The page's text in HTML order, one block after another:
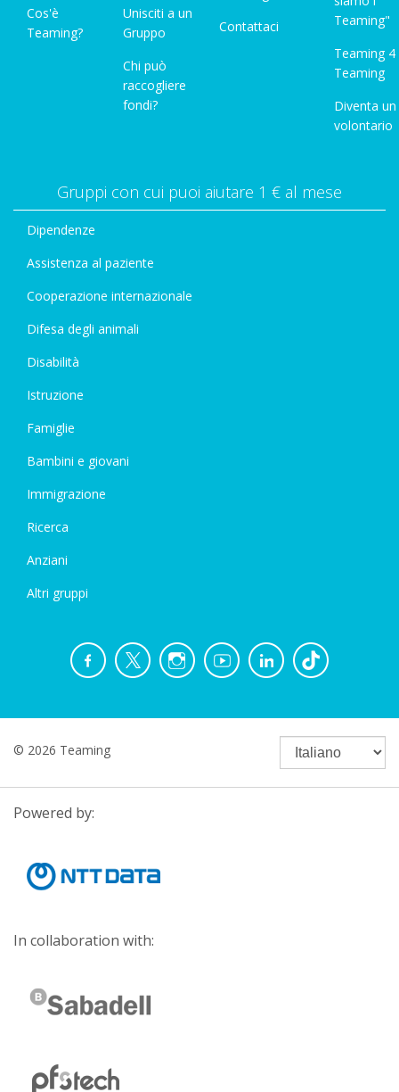
Cos'è
Teaming?
Unisciti a un
Gruppo
Chi può
raccogliere
fondi?
Contattaci
Teaming"
Teaming 4
Teaming
Diventa un
volontario
Gruppi con cui puoi aiutare 1 € al mese
Dipendenze
Assistenza al paziente
Cooperazione internazionale
Difesa degli animali
Disabilità
Istruzione
Famiglie
Bambini e giovani
Immigrazione
Ricerca
Anziani
Altri gruppi
© 2026 Teaming
Powered by:
In collaboration with: